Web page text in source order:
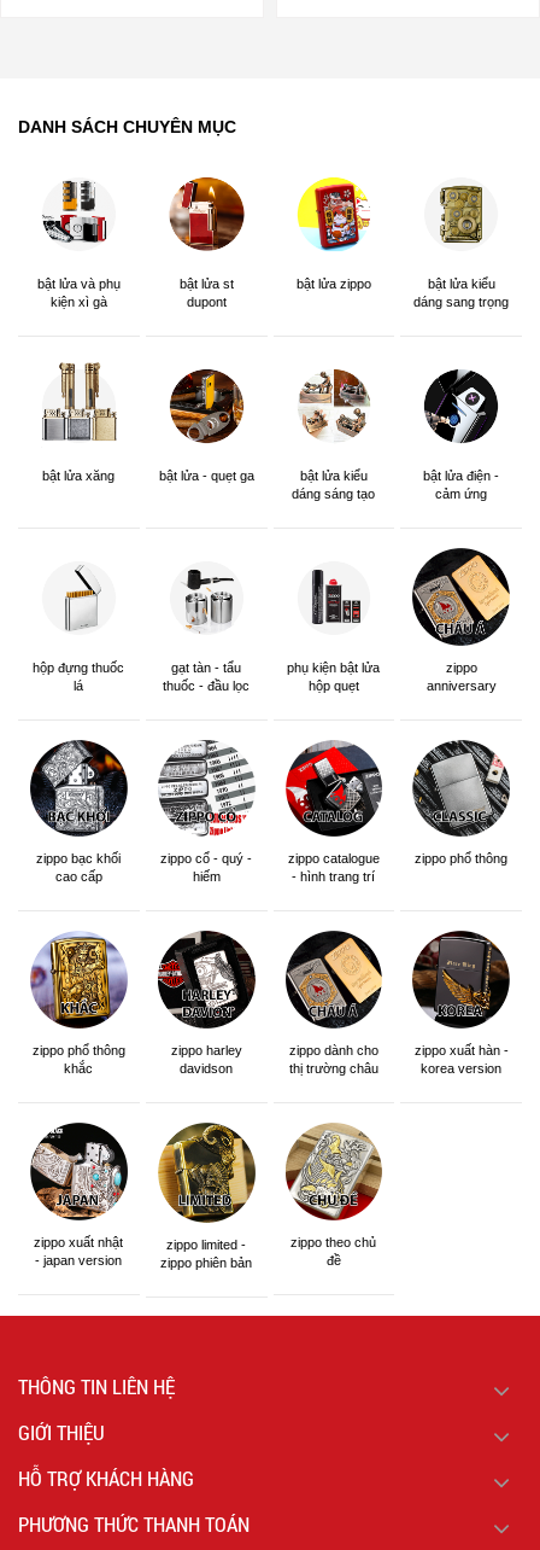
DANH SÁCH CHUYÊN MỤC
bật lửa và phụ
kiện xì gà
bật lửa st
dupont
bật lửa zippo
bật lửa kiểu
dáng sang trọng
bật lửa xăng bật lửa - quẹt ga
bật lửa kiểu
dáng sáng tạo
bật lửa điện -
cảm ứng
hộp đựng thuốc
lá
gạt tàn - tẩu
thuốc - đầu lọc
phụ kiện bật lửa
hộp quẹt
zippo
anniversary
zippo bạc khối
cao cấp
zippo cổ - quý -
hiếm
zippo catalogue
- hình trang trí
zippo phổ thông
zippo phổ thông
khắc
zippo harley
davidson
zippo dành cho
thị trường châu
zippo xuất hàn -
korea version
zippo xuất nhật
- japan version
zippo limited -
zippo phiên bản
zippo theo chủ
đề
THÔNG TIN LIÊN HỆ
GIỚI THIỆU
HỖ TRỢ KHÁCH HÀNG
PHƯƠNG THỨC THANH TOÁN